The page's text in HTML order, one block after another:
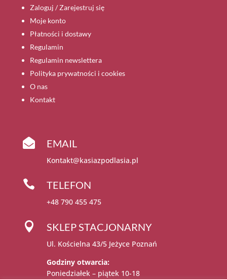
Zaloguj / Zarejestruj się
Moje konto
Płatności i dostawy
Regulamin
Regulamin newslettera
Polityka prywatności i cookies
O nas
Kontakt
 EMAIL
Kontakt@kasiazpodlasia.pl
 TELEFON
+48 790 455 475
 SKLEP STACJONARNY
Ul. Kościelna 43/5 Jeżyce Poznań
Godziny otwarcia:
Poniedziałek – piątek 10-18